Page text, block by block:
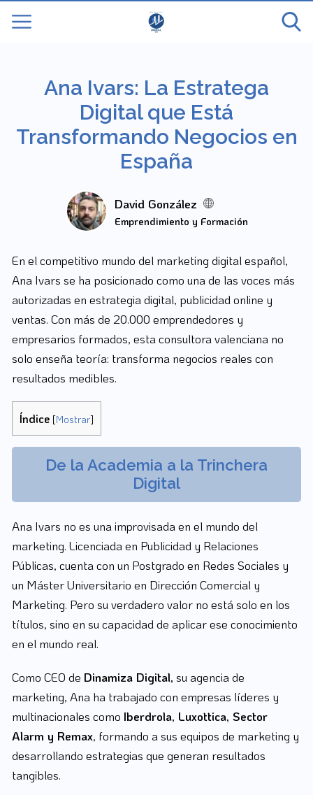
Ana Ivars: La Estratega
Digital que Está
Transformando Negocios en
España
David González
Emprendimiento y Formación
En el competitivo mundo del marketing digital español,
Ana Ivars se ha posicionado como una de las voces más
autorizadas en estrategia digital, publicidad online y
ventas. Con más de 20.000 emprendedores y
empresarios formados, esta consultora valenciana no
solo enseña teoría: transforma negocios reales con
resultados medibles.
Índice [Mostrar]
De la Academia a la Trinchera
Digital
Ana Ivars no es una improvisada en el mundo del
marketing. Licenciada en Publicidad y Relaciones
Públicas, cuenta con un Postgrado en Redes Sociales y
un Máster Universitario en Dirección Comercial y
Marketing. Pero su verdadero valor no está solo en los
títulos, sino en su capacidad de aplicar ese conocimiento
en el mundo real.
Como CEO de Dinamiza Digital, su agencia de
marketing, Ana ha trabajado con empresas líderes y
multinacionales como Iberdrola, Luxottica, Sector
Alarm y Remax, formando a sus equipos de marketing y
desarrollando estrategias que generan resultados
tangibles.